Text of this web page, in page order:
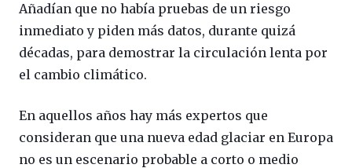
Añadían que no había pruebas de un riesgo
inmediato y piden más datos, durante quizá
décadas, para demostrar la circulación lenta por
el cambio climático.
En aquellos años hay más expertos que
consideran que una nueva edad glaciar en Europa
no es un escenario probable a corto o medio